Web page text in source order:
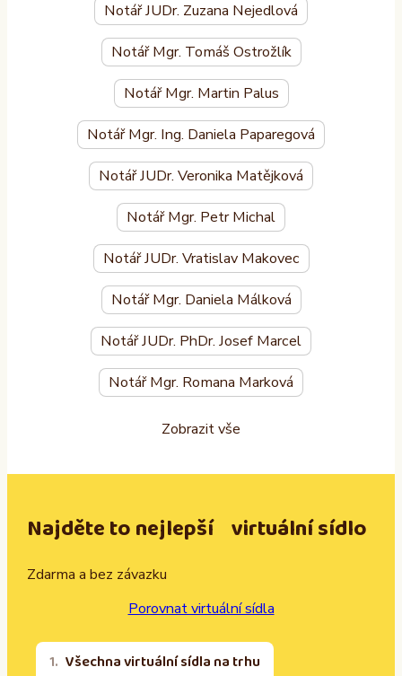
Notář JUDr. Zuzana Nejedlová
Notář Mgr. Tomáš Ostrožlík
Notář Mgr. Martin Palus
Notář Mgr. Ing. Daniela Paparegová
Notář JUDr. Veronika Matějková
Notář Mgr. Petr Michal
Notář JUDr. Vratislav Makovec
Notář Mgr. Daniela Málková
Notář JUDr. PhDr. Josef Marcel
Notář Mgr. Romana Marková
Zobrazit vše
Najděte to nejlepší virtuální sídlo
Zdarma a bez závazku
Porovnat virtuální sídla
Všechna virtuální sídla na trhu